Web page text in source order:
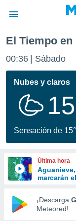
de
por
se
calidad.
a este
las
y
forma
digital
basada
El Tiempo en
00:36 Sábado
Nubes y claros
Sensación de 15°
Última hora
marcarán
¡Descarga
Meteored!